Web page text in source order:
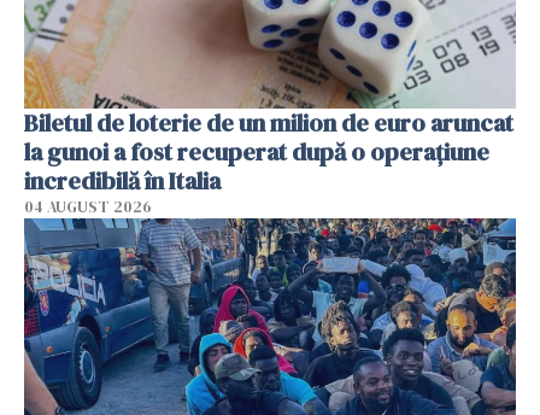
Biletul de loterie de un milion de euro aruncat
la gunoi a fost recuperat după o operațiune
incredibilă în Italia
04 AUGUST 2026